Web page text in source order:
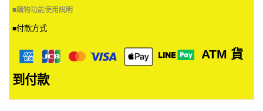
■購物功能使用說明
■付款方式
ATM 貨
到付款